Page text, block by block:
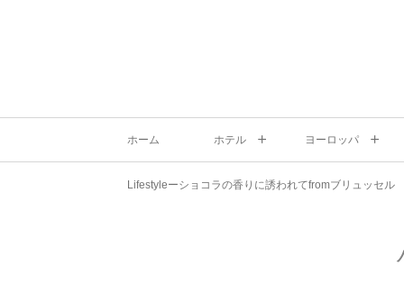
ホーム ホテル ヨーロッパ
Lifestyleーショコラの香りに誘われてfromブリュッセル